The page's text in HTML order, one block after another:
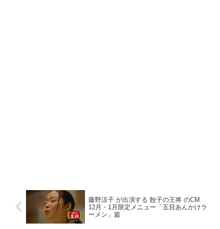
藤野涼子 が出演する 餃子の王将 のCM
12月・1月限定メニュー「五目あんかけラ
ーメン」篇